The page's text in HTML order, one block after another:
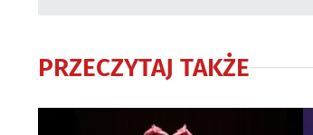
PRZECZYTAJ TAKŻE